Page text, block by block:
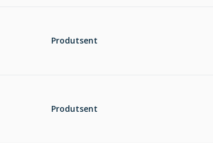
Produtsent
Produtsent